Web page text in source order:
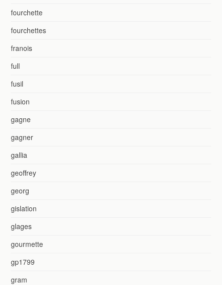
fourchette
fourchettes
franois
full
fusil
fusion
gagne
gagner
gallia
geoffrey
georg
gislation
glages
gourmette
gp1799
gram